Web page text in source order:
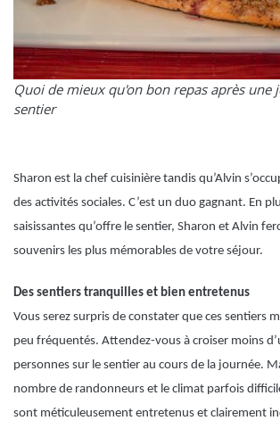
Quoi de mieux qu'on bon repas après une
sentier
Sharon est la chef cuisinière tandis qu’Alvin
des activités sociales. C’est un duo gagnant. En
saisissantes qu’offre le sentier, Sharon et Alvin
souvenirs les plus mémorables de votre séjour.
Des sentiers tranquilles et bien entretenus
Vous serez surpris de constater que ces sentiers
peu fréquentés. Attendez-vous à croiser moins
personnes sur le sentier au cours de la journée.
nombre de randonneurs et le climat parfois
sont méticuleusement entretenus et clairement